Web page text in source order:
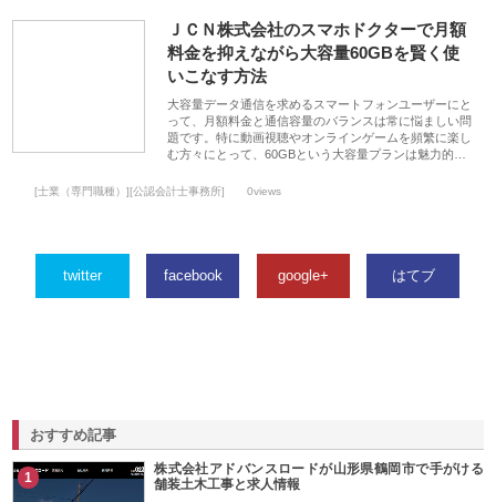
ＪＣＮ株式会社のスマホドクターで月額
料金を抑えながら大容量60GBを賢く使
いこなす方法
大容量データ通信を求めるスマートフォンユーザーにと
って、月額料金と通信容量のバランスは常に悩ましい問
題です。特に動画視聴やオンラインゲームを頻繁に楽し
む方々にとって、60GBという大容量プランは魅力的…
[士業（専門職種）][公認会計士事務所] 0views
twitter facebook google+ はてブ
おすすめ記事
1
株式会社アドバンスロードが山形県鶴岡市で手がける
舗装土木工事と求人情報